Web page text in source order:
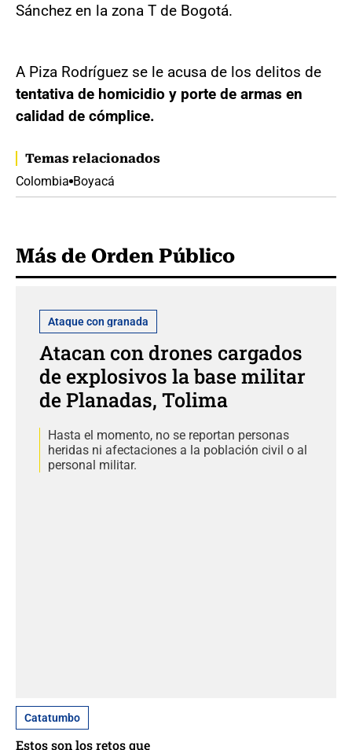
Sánchez en la zona T de Bogotá.
A Piza Rodríguez se le acusa de los delitos de
tentativa de homicidio y porte de armas en
calidad de cómplice.
Temas relacionados
Colombia Boyacá
Más de Orden Público
Ataque con granada
Atacan con drones cargados
de explosivos la base militar
de Planadas, Tolima
Hasta el momento, no se reportan personas
heridas ni afectaciones a la población civil o al
personal militar.
Catatumbo
Estos son los retos que